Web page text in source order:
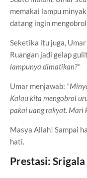
memakai lampu
datang ingin
Seketika itu juga, Umar
Ruangan jadi gelap
lampunya dimatikan?"
Umar menjawab:
Kalau kita mengobrol
pakai uang rakyat. Mari
Masya Allah! Sampai
hati.
Prestasi: